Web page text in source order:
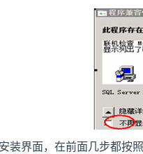
装界面，在前面几步都按